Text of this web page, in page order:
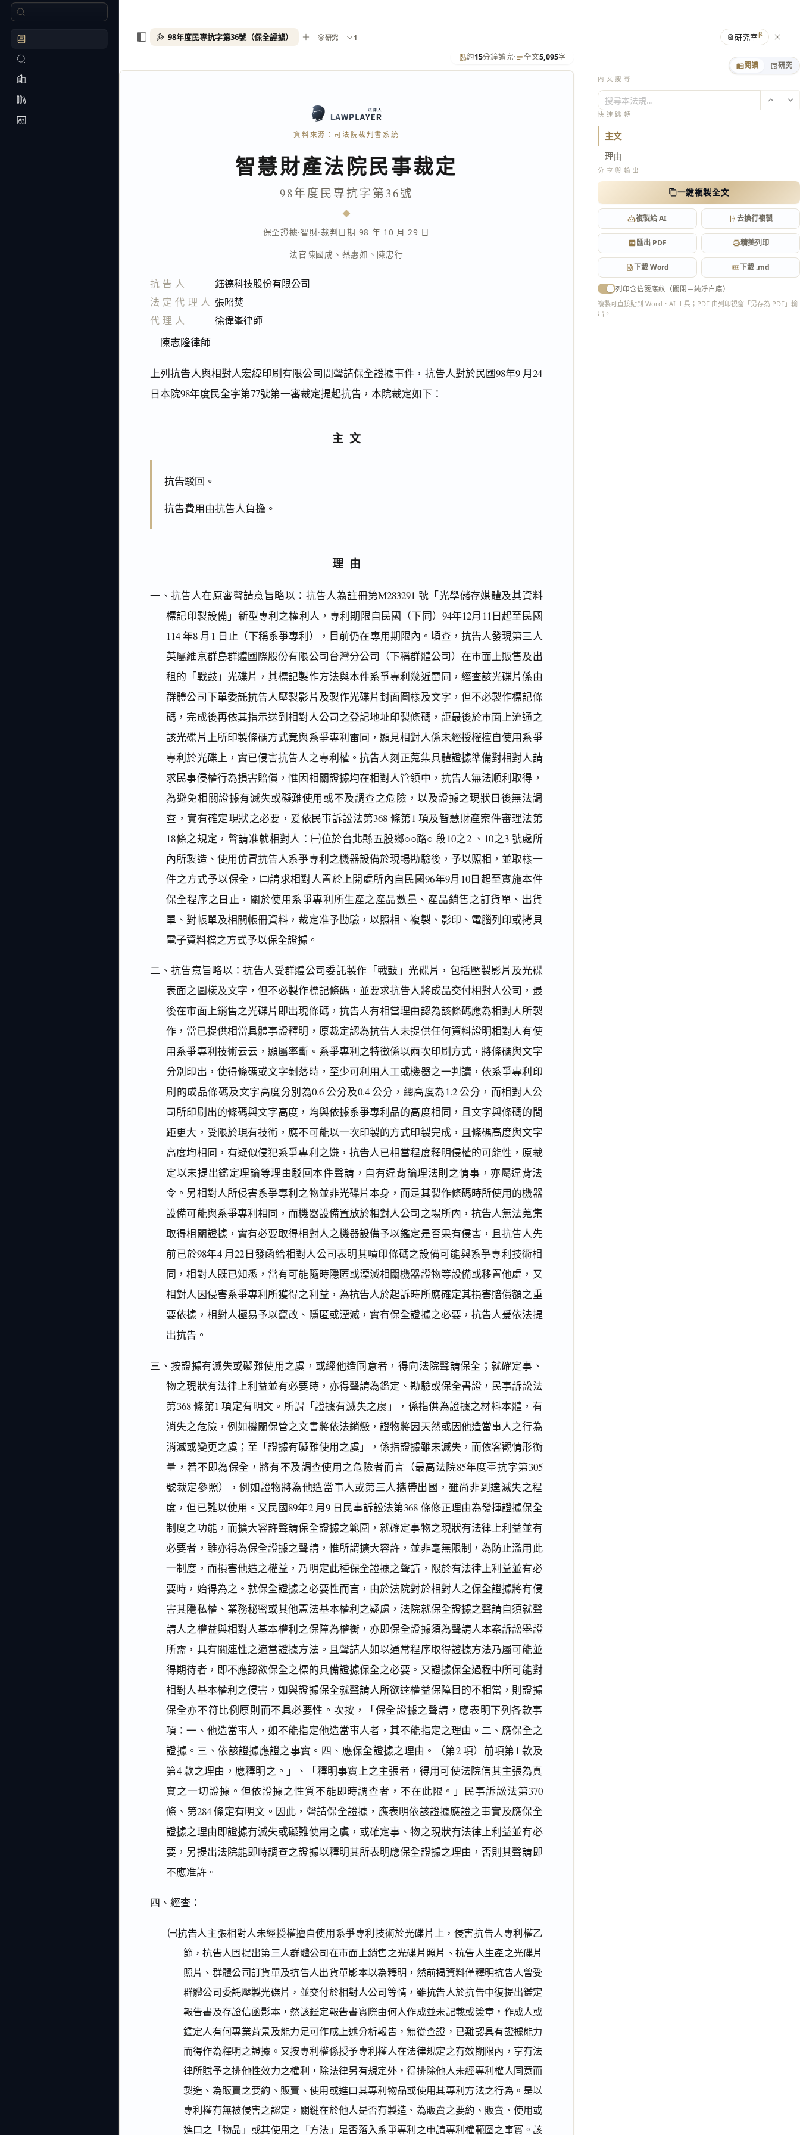
約15分鐘讀完· 全文5,095字
資料來源：司法院裁判書系統
智慧財產法院民事裁定
98年度民專抗字第36號
保全證據·智財·裁判日期 98 年 10 月 29 日
法官陳國成 、 蔡惠如 、 陳忠行
抗告人
鈺德科技股份有限公司
法定代理人 張昭焚
代理人
徐偉峯律師
陳志隆律師
上列抗告人與相對人宏緯印刷有限公司間聲請保全證據事件，抗告人對於民國98年9 月24
日本院98年度民全字第77號第一審裁定提起抗告，本院裁定如下：
主文
抗告駁回。
抗告費用由抗告人負擔。
理由
一、抗告人在原審聲請意旨略以：抗告人為註冊第M283291 號「光學儲存媒體及其資料
標記印製設備」新型專利之權利人，專利期限自民國（下同）94年12月11日起至民國
114 年8 月1 日止（下稱系爭專利），目前仍在專用期限內。頃查，抗告人發現第三人
英屬維京群島群體國際股份有限公司台灣分公司（下稱群體公司）在市面上販售及出
租的「戰鼓」光碟片，其標記製作方法與本件系爭專利幾近雷同，經查該光碟片係由
群體公司下單委託抗告人壓製影片及製作光碟片封面圖樣及文字，但不必製作標記條
碼，完成後再依其指示送到相對人公司之登記地址印製條碼，詎最後於市面上流通之
該光碟片上所印製條碼方式竟與系爭專利雷同，顯見相對人係未經授權擅自使用系爭
專利於光碟上，實已侵害抗告人之專利權。抗告人刻正蒐集具體證據準備對相對人請
求民事侵權行為損害賠償，惟因相關證據均在相對人管領中，抗告人無法順利取得，
為避免相關證據有滅失或礙難使用或不及調查之危險，以及證據之現狀日後無法調
查，實有確定現狀之必要，爰依民事訴訟法第368 條第1 項及智慧財產案件審理法第
18條之規定，聲請准就相對人：㈠位於台北縣五股鄉○○路○ 段10之2 、10之3 號處所
內所製造、使用仿冒抗告人系爭專利之機器設備於現場勘驗後，予以照相，並取樣一
件之方式予以保全，㈡請求相對人置於上開處所內自民國96年9月10日起至實施本件
保全程序之日止，關於使用系爭專利所生產之產品數量、產品銷售之訂貨單、出貨
單、對帳單及相關帳冊資料，裁定准予勘驗，以照相、複製、影印、電腦列印或拷貝
電子資料檔之方式予以保全證據。
二、抗告意旨略以：抗告人受群體公司委託製作「戰鼓」光碟片，包括壓製影片及光碟
表面之圖樣及文字，但不必製作標記條碼，並要求抗告人將成品交付相對人公司，最
後在市面上銷售之光碟片即出現條碼，抗告人有相當理由認為該條碼應為相對人所製
作，當已提供相當具體事證釋明，原裁定認為抗告人未提供任何資料證明相對人有使
用系爭專利技術云云，顯屬率斷。系爭專利之特徵係以兩次印刷方式，將條碼與文字
分別印出，使得條碼或文字剝落時，至少可利用人工或機器之一判讀，依系爭專利印
刷的成品條碼及文字高度分別為0.6 公分及0.4 公分，總高度為1.2 公分，而相對人公
司所印刷出的條碼與文字高度，均與依據系爭專利品的高度相同，且文字與條碼的間
距更大，受限於現有技術，應不可能以一次印製的方式印製完成，且條碼高度與文字
高度均相同，有疑似侵犯系爭專利之嫌，抗告人已相當程度釋明侵權的可能性，原裁
定以未提出鑑定理論等理由駁回本件聲請，自有違背論理法則之情事，亦屬違背法
令。另相對人所侵害系爭專利之物並非光碟片本身，而是其製作條碼時所使用的機器
設備可能與系爭專利相同，而機器設備置放於相對人公司之場所內，抗告人無法蒐集
取得相關證據，實有必要取得相對人之機器設備予以鑑定是否果有侵害，且抗告人先
前已於98年4 月22日發函給相對人公司表明其噴印條碼之設備可能與系爭專利技術相
同，相對人既已知悉，當有可能隨時隱匿或湮滅相關機器證物等設備或移置他處，又
相對人因侵害系爭專利所獲得之利益，為抗告人於起訴時所應確定其損害賠償額之重
要依據，相對人極易予以竄改、隱匿或湮滅，實有保全證據之必要，抗告人爰依法提
出抗告。
三、按證據有滅失或礙難使用之虞，或經他造同意者，得向法院聲請保全；就確定事、
物之現狀有法律上利益並有必要時，亦得聲請為鑑定、勘驗或保全書證，民事訴訟法
第368 條第1 項定有明文。所謂「證據有滅失之虞」，係指供為證據之材料本體，有
消失之危險，例如機關保管之文書將依法銷燬，證物將因天然或因他造當事人之行為
消滅或變更之虞；至「證據有礙難使用之虞」，係指證據雖未滅失，而依客觀情形衡
量，若不即為保全，將有不及調查使用之危險者而言（最高法院85年度臺抗字第305
號裁定參照），例如證物將為他造當事人或第三人攜帶出國，雖尚非到達滅失之程
度，但已難以使用。又民國89年2 月9 日民事訴訟法第368 條修正理由為發揮證據保全
制度之功能，而擴大容許聲請保全證據之範圍，就確定事物之現狀有法律上利益並有
必要者，雖亦得為保全證據之聲請，惟所謂擴大容許，並非毫無限制，為防止濫用此
一制度，而損害他造之權益，乃明定此種保全證據之聲請，限於有法律上利益並有必
要時，始得為之。就保全證據之必要性而言，由於法院對於相對人之保全證據將有侵
害其隱私權、業務秘密或其他憲法基本權利之疑慮，法院就保全證據之聲請自須就聲
請人之權益與相對人基本權利之保障為權衡，亦即保全證據須為聲請人本案訴訟舉證
所需，具有關連性之適當證據方法。且聲請人如以通常程序取得證據方法乃屬可能並
得期待者，即不應認欲保全之標的具備證據保全之必要。又證據保全過程中所可能對
相對人基本權利之侵害，如與證據保全就聲請人所欲達權益保障目的不相當，則證據
保全亦不符比例原則而不具必要性。次按，「保全證據之聲請，應表明下列各款事
項：一、他造當事人，如不能指定他造當事人者，其不能指定之理由。二、應保全之
證據。三、依該證據應證之事實。四、應保全證據之理由。（第2 項）前項第1 款及
第4 款之理由，應釋明之。」、「釋明事實上之主張者，得用可使法院信其主張為真
實之一切證據。但依證據之性質不能即時調查者，不在此限。」民事訴訟法第370
條、第284 條定有明文。因此，聲請保全證據，應表明依該證據應證之事實及應保全
證據之理由即證據有滅失或礙難使用之虞，或確定事、物之現狀有法律上利益並有必
要，另提出法院能即時調查之證據以釋明其所表明應保全證據之理由，否則其聲請即
不應准許。
四、經查：
㈠抗告人主張相對人未經授權擅自使用系爭專利技術於光碟片上，侵害抗告人專利權乙
節，抗告人固提出第三人群體公司在市面上銷售之光碟片照片、抗告人生產之光碟片
照片、群體公司訂貨單及抗告人出貨單影本以為釋明，然前揭資料僅釋明抗告人曾受
群體公司委託壓製光碟片，並交付於相對人公司等情，雖抗告人於抗告中復提出鑑定
報告書及存證信函影本，然該鑑定報告書實際由何人作成並未記載或簽章，作成人或
鑑定人有何專業背景及能力足可作成上述分析報告，無從查證，已難認具有證據能力
而得作為釋明之證據。又按專利權係授予專利權人在法律規定之有效期限內，享有法
律所賦予之排他性效力之權利，除法律另有規定外，得排除他人未經專利權人同意而
製造、為販賣之要約、販賣、使用或進口其專利物品或使用其專利方法之行為。是以
專利權有無被侵害之認定，關鍵在於他人是否有製造、為販賣之要約、販賣、使用或
進口之「物品」或其使用之「方法」是否落入系爭專利之申請專利權範圍之事實。該
閱讀 研究
內文搜尋
搜尋本法規…
快速跳轉
主文
理由
分享與輸出
一鍵複製全文
複製給 AI 去換行複製
匯出 PDF 精美列印
下載 Word 下載 .md
列印含信箋底紋（關閉＝純淨白底）
複製可直接貼到 Word、AI 工具；PDF 由列印視窗「另存為 PDF」輸
出。
98年度民專抗字第36號（保全證據） 研究 1 📔研究室β